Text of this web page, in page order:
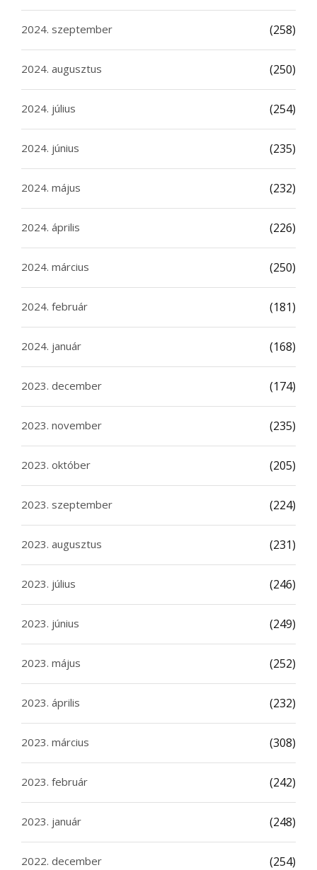
2024. szeptember (258)
2024. augusztus (250)
2024. július (254)
2024. június (235)
2024. május (232)
2024. április (226)
2024. március (250)
2024. február (181)
2024. január (168)
2023. december (174)
2023. november (235)
2023. október (205)
2023. szeptember (224)
2023. augusztus (231)
2023. július (246)
2023. június (249)
2023. május (252)
2023. április (232)
2023. március (308)
2023. február (242)
2023. január (248)
2022. december (254)